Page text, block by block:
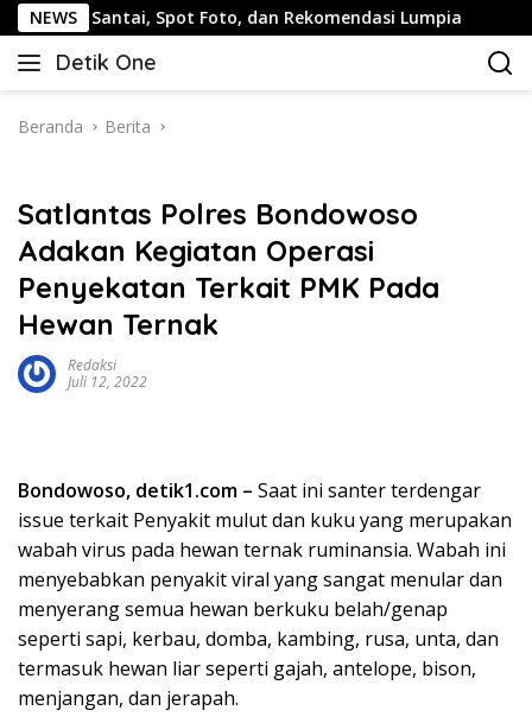
Langsung
ke
konten
NEWSSpot Foto, dan Rekomendasi Lumpia Panduan
Detik One
Tajam
Fakta
Beranda Berita
Satlantas Polres Bondowoso
Adakan Kegiatan Operasi
Penyekatan Terkait PMK Pada
Hewan Ternak
Redaksi
Juli 12, 2022
Bondowoso, detik1.com – Saat ini santer terdengar
issue terkait Penyakit mulut dan kuku yang merupakan
wabah virus pada hewan ternak ruminansia. Wabah ini
menyebabkan penyakit viral yang sangat menular dan
menyerang semua hewan berkuku belah/genap
seperti sapi, kerbau, domba, kambing, rusa, unta, dan
termasuk hewan liar seperti gajah, antelope, bison,
menjangan, dan jerapah.